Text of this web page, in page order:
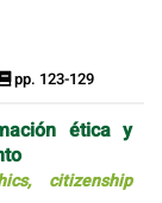
pp. 123-129
ética y
citizenship